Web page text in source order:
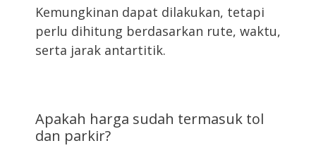
Kemungkinan dapat dilakukan, tetapi
perlu dihitung berdasarkan rute, waktu,
serta jarak antartitik.
Apakah harga sudah termasuk tol
dan parkir?